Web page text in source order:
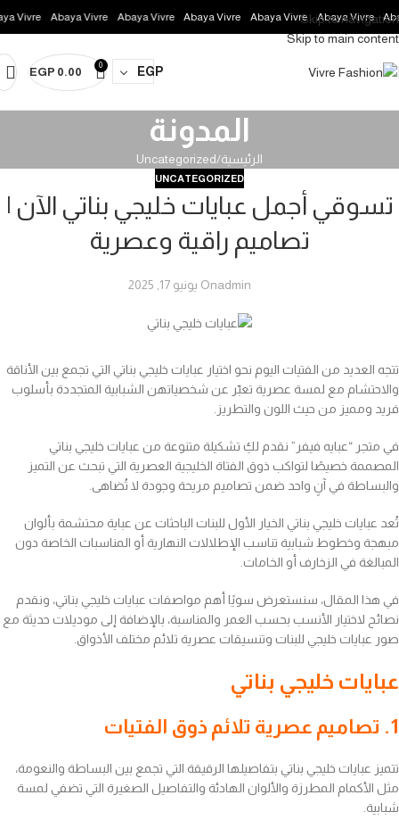
Skip to navigation
Skip to main content
Vivre Abaya Vivre Abaya Vivre Abaya Vivre Abaya Vivre Abaya Vivre
EGP
0
EGP 0.00
المدونة
الرئيسية Uncategorized
UNCATEGORIZED
تسوقي أجمل عبايات خليجي بناتي الآن |
تصاميم راقية وعصرية
adminOn يونيو 17, 2025
تتجه العديد من الفتيات اليوم نحو اختيار عبايات خليجي بناتي التي تجمع بين الأناقة
والاحتشام مع لمسة عصرية تعبّر عن شخصياتهن الشبابية المتجددة بأسلوب
فريد ومميز من حيث اللون والتطريز.
في متجر “عبايه فيفر” نقدم لكِ تشكيلة متنوعة من عبايات خليجي بناتي
المصممة خصيصًا لتواكب ذوق الفتاة الخليجية العصرية التي تبحث عن التميز
والبساطة في آنٍ واحد ضمن تصاميم مريحة وجودة لا تُضاهى.
تُعد عبايات خليجي بناتي الخيار الأول للبنات الباحثات عن عباية محتشمة بألوان
مبهجة وخطوط شبابية تناسب الإطلالات النهارية أو المناسبات الخاصة دون
المبالغة في الزخارف أو الخامات.
في هذا المقال، سنستعرض سويًا أهم مواصفات عبايات خليجي بناتي، ونقدم
نصائح لاختيار الأنسب بحسب العمر والمناسبة، بالإضافة إلى موديلات حديثة مع
صور عبايات خليجي للبنات وتنسيقات عصرية تلائم مختلف الأذواق.
عبايات خليجي بناتي
1. تصاميم عصرية تلائم ذوق الفتيات
تتميز عبايات خليجي بناتي بتفاصيلها الرقيقة التي تجمع بين البساطة والنعومة،
مثل الأكمام المطرزة والألوان الهادئة والتفاصيل الصغيرة التي تضفي لمسة
شبابية.